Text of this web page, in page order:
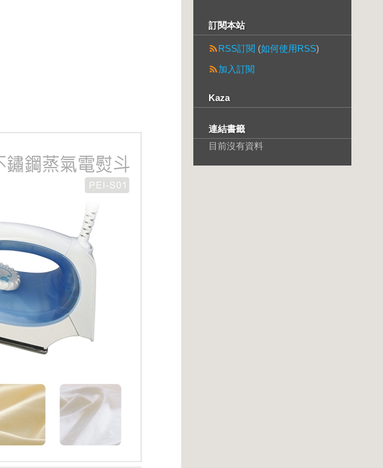
訂閱本站
RSS訂閱 (如何使用RSS)
加入訂閱
Kaza
連結書籤
目前沒有資料